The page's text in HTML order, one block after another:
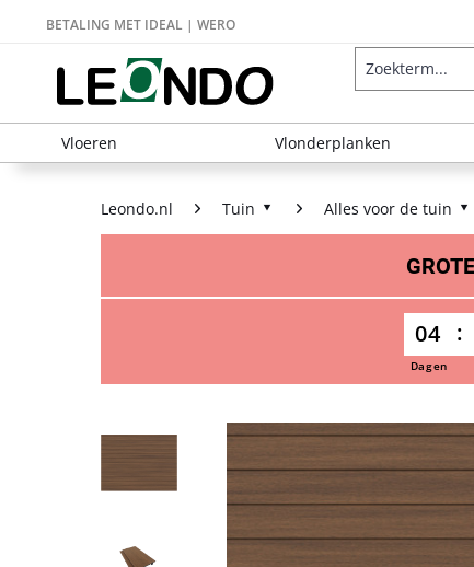
BETALING MET IDEAL | WERO
Vloeren Vlonderplanken
Leondo.nl Tuin Alles voor de tuin
GROTE
04
Dagen